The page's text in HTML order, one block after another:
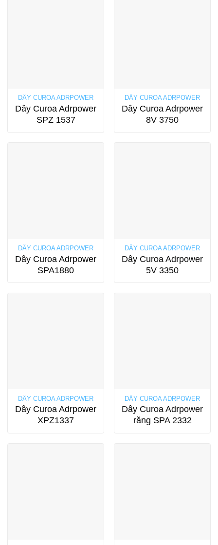
DÂY CUROA ADRPOWER
Dây Curoa Adrpower
SPZ 1537
DÂY CUROA ADRPOWER
Dây Curoa Adrpower
8V 3750
DÂY CUROA ADRPOWER
Dây Curoa Adrpower
SPA1880
DÂY CUROA ADRPOWER
Dây Curoa Adrpower
5V 3350
DÂY CUROA ADRPOWER
Dây Curoa Adrpower
XPZ1337
DÂY CUROA ADRPOWER
Dây Curoa Adrpower
răng SPA 2332